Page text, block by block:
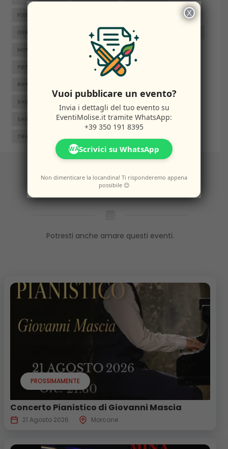
FOSSALTO GUARDIAREGIA
ISERNIA LARINO MACCHIAGODENA
MONTENERO DI BISACCIA ORATINO
PIETRABBONDANTE PIETRACATELLA
RIPALIMOSANI
SAN GIACOMO DEGLI SCHIAVONI
SANTA CROCE DI MAGLIANO SEPINO TERMOLI
TRIVENTO
AltriEventi
Potresti anche amare questi eventi.
PROSSIMAMENTE
Concerto Pianistico di Giovanni Mascia
21 Agosto 2026 Morcone
×
Vuoi pubblicare un evento?
Invia i dettagli del tuo evento su
EventiMolise.it tramite WhatsApp:
+39 350 191 8395
WAScrivici su WhatsApp
Non dimenticare la locandina! Ti risponderemo appena
possibile 😊
X